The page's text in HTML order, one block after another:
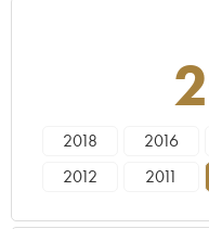
2018 2016
2012
2011